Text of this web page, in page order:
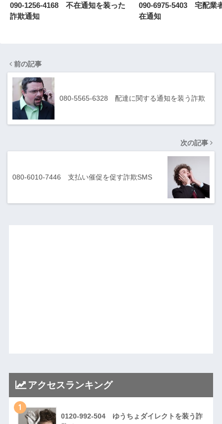
090-1256-4168 不在通知を装った
詐欺通知
090-6975-5403 宅配業
在通知
前の記事
080-5565-6328 配達に関する通知を装う詐欺
次の記事
080-6010-7446 支払い催促を促す詐欺SMS
アクセスランキング
1
0120-992-504 ゆうちょダイレクトを装う詐